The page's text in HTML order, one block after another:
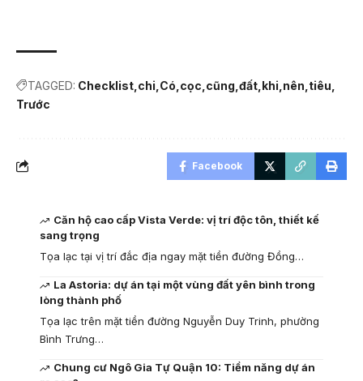
TAGGED: Checklist chi Có cọc cũng đất khi nên tiêu
Trước
Facebook
Căn hộ cao cấp Vista Verde: vị trí độc tôn, thiết kế
sang trọng
Tọa lạc tại vị trí đắc địa ngay mặt tiền đường Đồng…
La Astoria: dự án tại một vùng đất yên bình trong
lòng thành phố
Tọa lạc trên mặt tiền đường Nguyễn Duy Trinh, phường
Bình Trưng…
Chung cư Ngô Gia Tự Quận 10: Tiềm năng dự án